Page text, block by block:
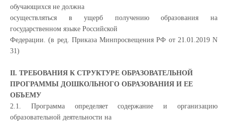
обучающихся не должна
осуществляться в ущерб получению образования на
государственном языке Российской
Федерации. (в ред. Приказа Минпросвещения РФ от 21.01.2019 N
31)
II. ТРЕБОВАНИЯ К СТРУКТУРЕ ОБРАЗОВАТЕЛЬНОЙ
ПРОГРАММЫ ДОШКОЛЬНОГО ОБРАЗОВАНИЯ И ЕЕ
ОБЪЕМУ
2.1. Программа определяет содержание и организацию
образовательной деятельности на